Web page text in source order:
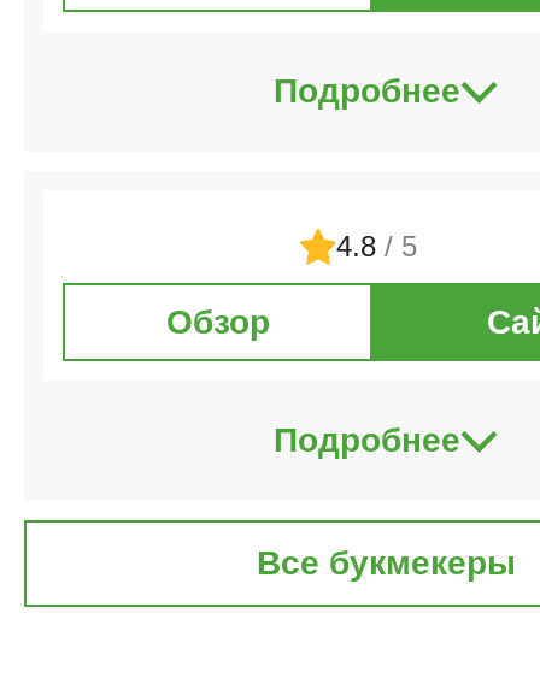
Подробнее
4.8 / 5
Обзор
Подробнее
Все букмекеры